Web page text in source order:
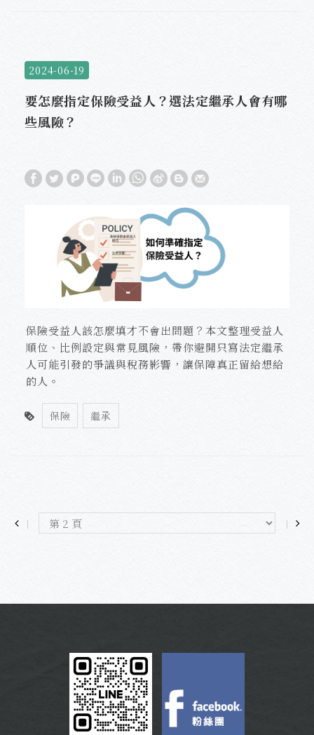
2024-06-19
要怎麼指定保險受益人？選法定繼承人會有哪
些風險？
保險受益人該怎麼填才不會出問題？本文整理受益人
順位、比例設定與常見風險，帶你避開只寫法定繼承
人可能引發的爭議與稅務影響，讓保障真正留給想給
的人。
保險 繼承